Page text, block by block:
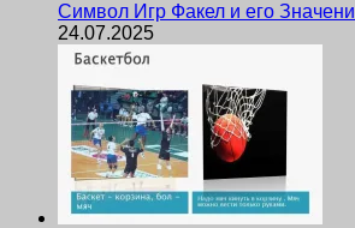
Символ Игр Факел и его
24.07.2025